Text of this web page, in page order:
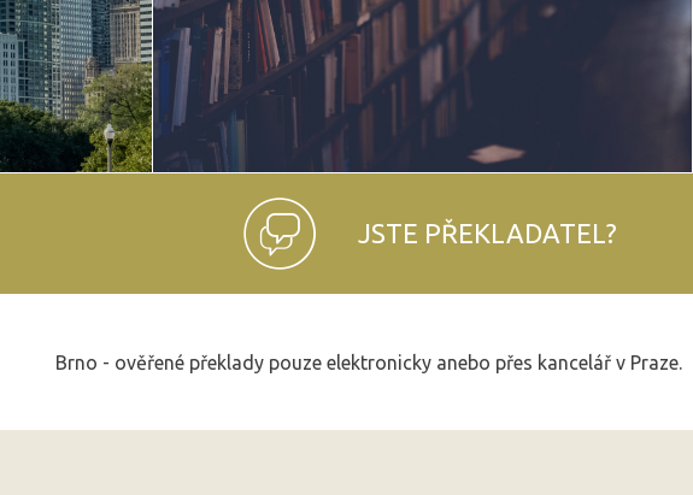
JSTE PŘEKLADATEL?
Brno - ověřené překlady pouze elektronicky anebo přes kancelář v Praze.